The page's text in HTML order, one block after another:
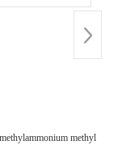
methyl